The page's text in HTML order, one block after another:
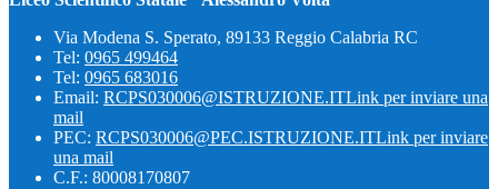
Via Modena S. Sperato, 89133 Reggio Calabria RC
Tel: 0965 499464
Tel: 0965 683016
Email: RCPS030006@ISTRUZIONE.ITLink per inviare una
mail
PEC: RCPS030006@PEC.ISTRUZIONE.ITLink per inviare
una mail
C.F.: 80008170807